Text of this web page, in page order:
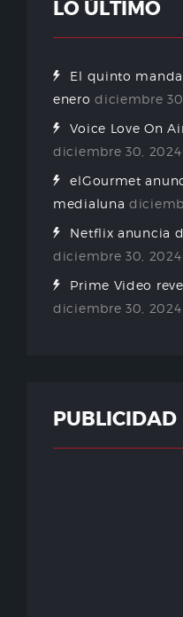
LO ÚLTIMO
El quinto
enero diciembre
Voice Love On
diciembre 30, 2024
elGourmet
medialuna
Netflix anuncia
diciembre 30, 2024
Prime Video
diciembre 30, 2024
PUBLICIDAD